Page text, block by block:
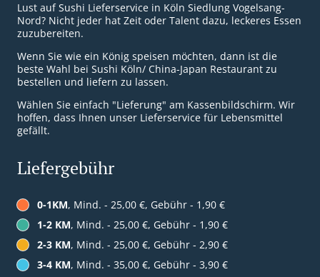
Lust auf Sushi Lieferservice in Köln Siedlung Vogelsang-
Nord? Nicht jeder hat Zeit oder Talent dazu, leckeres Essen
zuzubereiten.
Wenn Sie wie ein König speisen möchten, dann ist die
beste Wahl bei Sushi Köln/ China-Japan Restaurant zu
bestellen und liefern zu lassen.
Wählen Sie einfach "Lieferung" am Kassenbildschirm. Wir
hoffen, dass Ihnen unser Lieferservice für Lebensmittel
gefällt.
Liefergebühr
0-1KM, Mind. - 25,00 €, Gebühr - 1,90 €
1-2 KM, Mind. - 25,00 €, Gebühr - 1,90 €
2-3 KM, Mind. - 25,00 €, Gebühr - 2,90 €
3-4 KM, Mind. - 35,00 €, Gebühr - 3,90 €